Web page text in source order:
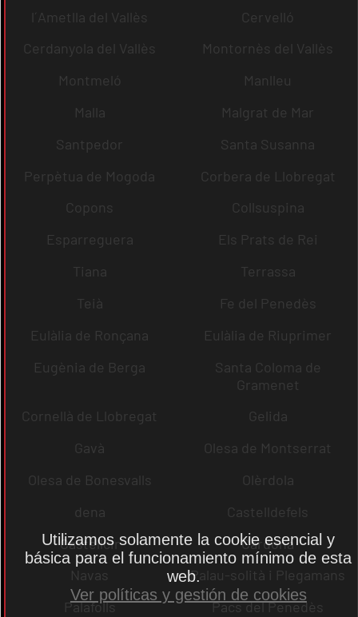
l´Ametlla del Vallès
Cervelló
Cerdanyola del Vallès
Montornès del Vallès
Montmeló
Manlleu
Malla
Malgrat de Mar
Santpedor
Santa Susanna
Perpètua de Mogoda
Corbera de Llobregat
Copons
Collsuspina
Esparreguera
Els Prats de Rei
Tiana
Terrassa
Teià
Fe del Penedès
Eulàlia de Ronçana
Eulàlia de Riuprimer
Eugènia de Berga
Santa Coloma de
Gramenet
Cornellà de Llobregat
Gelida
Gavà
Olesa de Montserrat
Olesa de Bonesvalls
Olèrdola
dena
Castelldefels
Castellcir
Cardona
Navas
Palau-solità i Plegamans
Palafolls
Pacs del Penedès
Utilizamos solamente la cookie esencial y
básica para el funcionamiento mínimo de esta
web.
Ver políticas y gestión de cookies